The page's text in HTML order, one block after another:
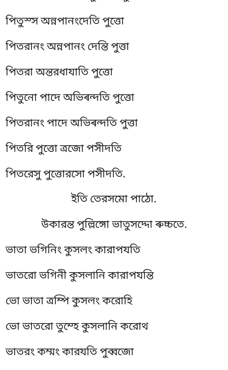
পিতুস্স অন্নপানংদেতি পুত্তো
পিতরানং অন্নপানং দেন্তি পুত্তা
পিতরা অন্তরধাযাতি পুত্তো
পিতুনো পাদে অভিৰন্দতি পুত্তো
পিতরানং পাদে অভিৰন্দতি পুত্তা
পিতরি পুত্তো ত্রজো পসীদতি
পিতরেসু পুত্তোরসো পসীদতি.
ইতি তেরসমো পাঠো.
উকারন্ত পুল্লিঙ্গো ভাতুসদ্দো ৰুচ্চতে.
ভাতা ভগিনিং কুসলং কারাপযতি
ভাতরো ভগিনী কুসলানি কারাপযন্তি
ভো ভাতা ত্ৰম্পি কুসলং করোহি
ভো ভাতরো তুম্হে কুসলানি করোথ
ভাতরং কম্মং কারযতি পুব্বজো